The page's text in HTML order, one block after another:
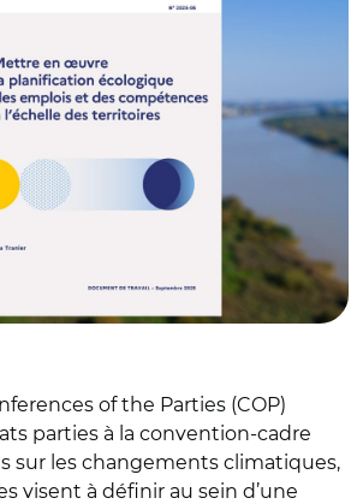
of the Parties (COP)
parties à la convention-cadre
sur les changements climatiques,
visent à définir au sein d’une